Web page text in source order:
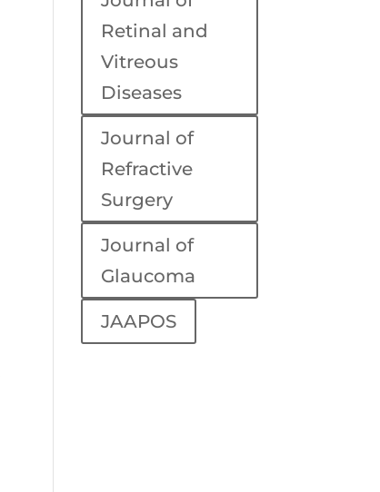
Retinal and
Vitreous
Diseases
Journal of
Refractive
Surgery
Journal of
Glaucoma
JAAPOS